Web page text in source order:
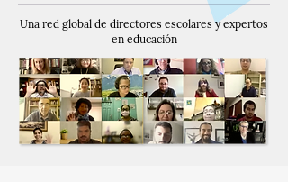
Una red global de directores escolares y expertos
en educación